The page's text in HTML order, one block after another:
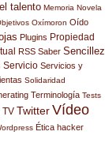
talento Memoria Novela
Oxímoron Oído
Plugins Propiedad
RSS Saber Sencillez
Servicio Servicios y
Solidaridad
Terminología Tests
TV Twitter Vídeo
Ética hacker